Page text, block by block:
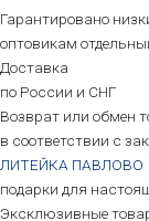
Гарантировано
оптовикам
Доставка
по России и СНГ
Возврат или обмен
в соответствии с
ЛИТЕЙКА ПАВЛОВО
подарки для
Эксклюзивные